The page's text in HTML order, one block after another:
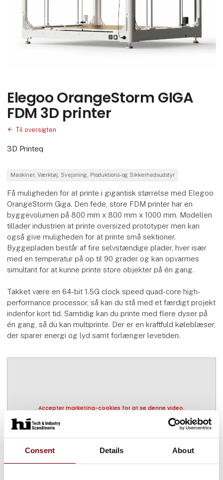
Consent Details About
Elegoo OrangeStorm GIGA
FDM 3D printer
Til oversigten
3D Printeq
Maskiner, Værktøj, Svejsning, Produktions- og Sikkerhedsudstyr
Få muligheden for at printe i gigantisk størrelse med Elegoo
OrangeStorm Giga. Den fede, store FDM printer har en
byggevolumen på 800 mm x 800 mm x 1000 mm. Modellen
tillader industrien at printe oversized prototyper men kan
også give muligheden for at printe små sektioner.
Byggepladen består af fire selvstændige plader, hver især
med en temperatur på op til 90 grader og kan opvarmes
simultant for at kunne printe store objekter på én gang.
Takket være en 64-bit 1.5G clock speed quad-core high-
performance processor, så kan du stå med et færdigt projekt
indenfor kort tid. Samtidig kan du printe med flere dyser på
én gang, så du kan multiprinte. Der er en kraftfuld køleblæser,
der sparer energi og lyd samt forlænger levetiden.
Accepter marketing-cookies for at se denne video.